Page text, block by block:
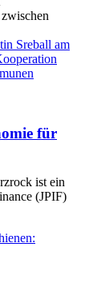
Sreball am
für
ist ein
(JPIF)